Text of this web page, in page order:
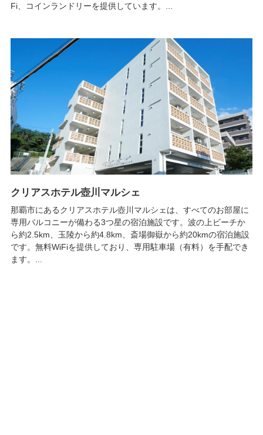
Fi、コインランドリーを提供しています。...
クリアスホテル壺川マルシェ
那覇市にあるクリアスホテル壺川マルシェは、すべてのお部屋に
専用バルコニーが備わる3つ星の宿泊施設です。波の上ビーチか
ら約2.5km、玉陵から約4.8km、斎場御嶽から約20kmの宿泊施設
です。無料WiFiを提供しており、専用駐車場（有料）を手配でき
ます。...